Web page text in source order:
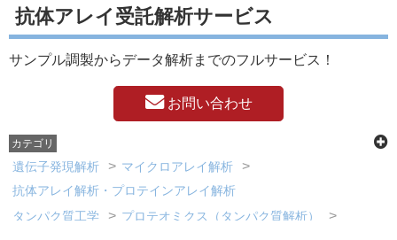
抗体アレイ受託解析サービス
サンプル調製からデータ解析までのフルサービス！
お問い合わせ
カテゴリ
遺伝子発現解析
マイクロアレイ解析
抗体アレイ解析・プロテインアレイ解析
タンパク質工学
プロテオミクス（タンパク質解析）
お知らせ
キャンペーン情報一覧
製品カテゴリー一覧
メーカー別索引
販売元別索引